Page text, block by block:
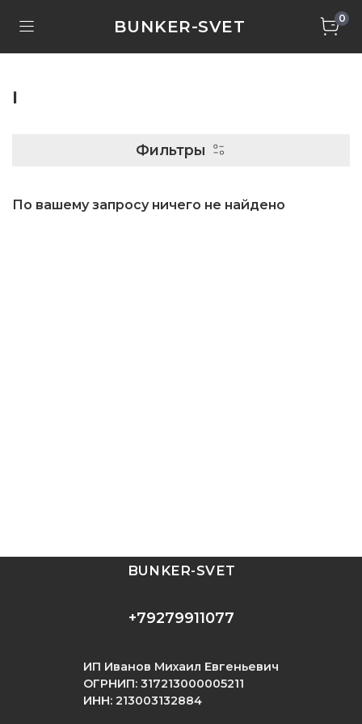
BUNKER-SVET 0
I
Фильтры
По вашему запросу ничего не найдено
+79279911077
BUNKER-SVET
ИП Иванов Михаил Евгеньевич
ОГРНИП: 317213000005211
ИНН: 213003132884